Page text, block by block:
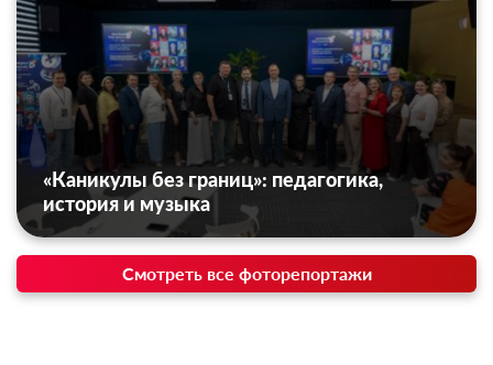
«Каникулы без границ»: педагогика,
история и музыка
Смотреть все фоторепортажи